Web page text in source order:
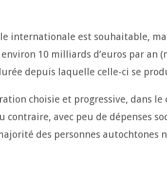
internationale est souhaitable,
10 milliards d’euros par
depuis laquelle celle-ci se
choisie et progressive, dans
contraire, avec peu de dépenses
des personnes autochtones